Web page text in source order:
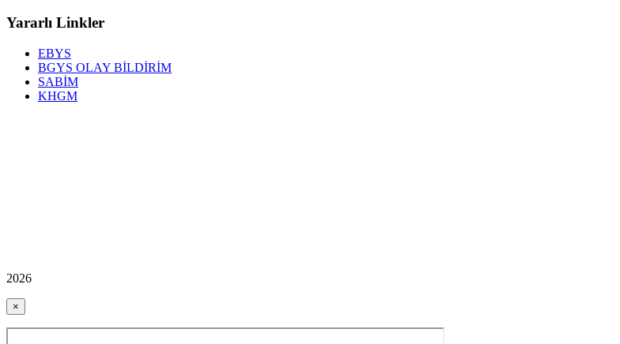
Yararlı Linkler
EBYS
BGYS OLAY BİLDİRİM
SABİM
KHGM
2026
×